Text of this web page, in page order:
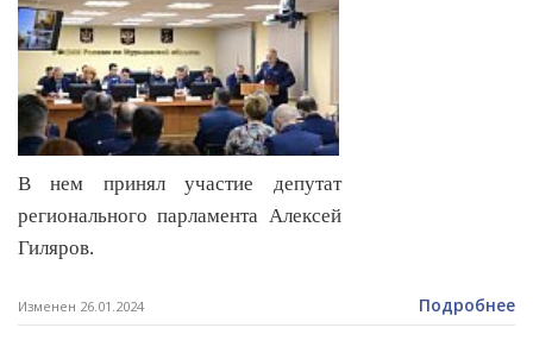
В нем принял участие депутат
регионального парламента Алексей
Гиляров.
Изменен 26.01.2024 Подробнее